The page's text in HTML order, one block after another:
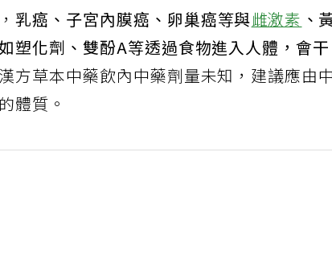
乳癌、子宮內膜癌、卵巢癌等與雌激素 、
塑化劑、雙酚A等透過食物進入人體，會干
方草本中藥飲內中藥劑量未知，建議應由
體質。